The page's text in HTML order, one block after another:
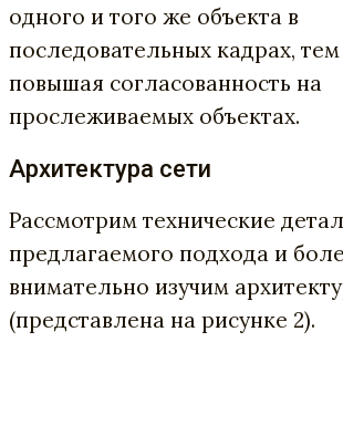
одного и того же объекта в
последовательных кадрах,
повышая согласованность на
прослеживаемых объектах.
Архитектура сети
Рассмотрим технические
предлагаемого подхода и
внимательно изучим
(представлена на рисунке 2).